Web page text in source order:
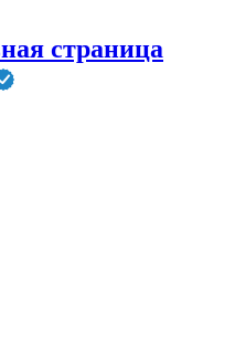
страница